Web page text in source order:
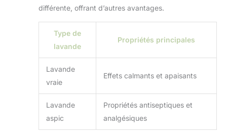
différente, offrant d’autres avantages.
Type de
lavande
Propriétés principales
Lavande
vraie
Effets calmants et apaisants
Lavande
aspic
Propriétés antiseptiques et
analgésiques